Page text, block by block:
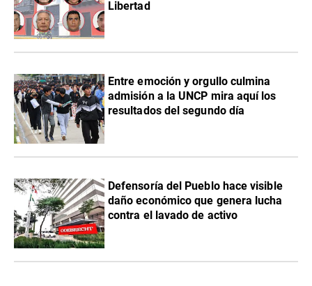
Libertad
Entre emoción y orgullo culmina
admisión a la UNCP mira aquí los
resultados del segundo día
Defensoría del Pueblo hace visible
daño económico que genera lucha
contra el lavado de activo